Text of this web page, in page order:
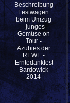
Beschreibung:
Festwagen
beim Umzug
- junges
Gemüse on
Tour -
Azubies der
REWE -
Erntedankfestes
Bardowick
2014